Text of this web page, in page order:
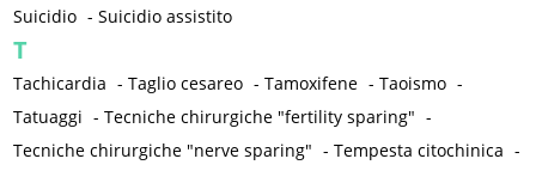
Suicidio -Suicidio assistito
T
Tachicardia -Taglio cesareo -Tamoxifene -Taoismo -
Tatuaggi -Tecniche chirurgiche "fertility sparing" -
Tecniche chirurgiche "nerve sparing" -Tempesta citochinica -